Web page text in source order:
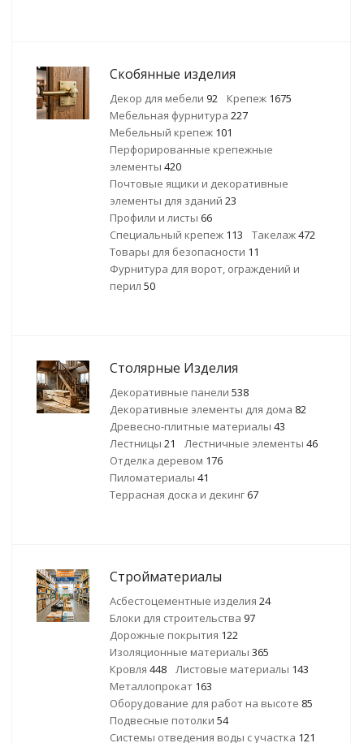
Скобянные изделия
Декор для мебели 92 Крепеж 1675
Мебельная фурнитура 227
Мебельный крепеж 101
Перфорированные крепежные
элементы 420
Почтовые ящики и декоративные
элементы для зданий 23
Профили и листы 66
Специальный крепеж 113 Такелаж472
Товары для безопасности 11
Фурнитура для ворот, ограждений и
перил 50
Столярные Изделия
Декоративные панели 538
Декоративные элементы для дома 82
Древесно-плитные материалы 43
Лестницы 21 Лестничные элементы 46
Отделка деревом 176
Пиломатериалы 41
Террасная доска и декинг 67
Стройматериалы
Асбестоцементные изделия 24
Блоки для строительства 97
Дорожные покрытия 122
Изоляционные материалы 365
Кровля 448 Листовые материалы 143
Металлопрокат 163
Оборудование для работ на высоте 85
Подвесные потолки 54
Системы отведения воды с участка 121